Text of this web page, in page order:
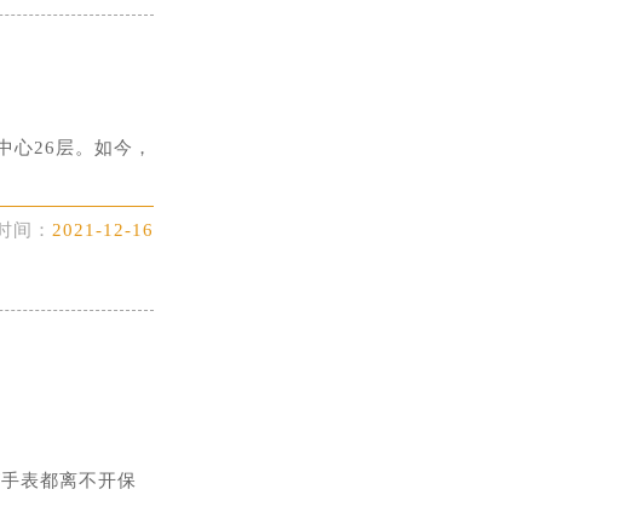
心26层。如今，
间： 2021-12-16
表都离不开保